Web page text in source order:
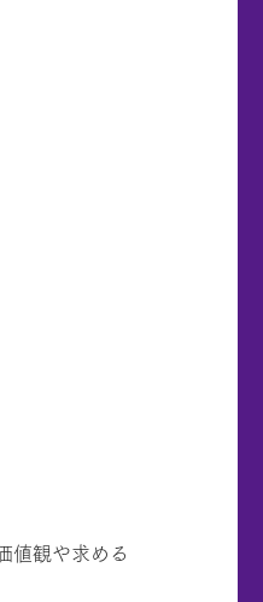
値観や求める